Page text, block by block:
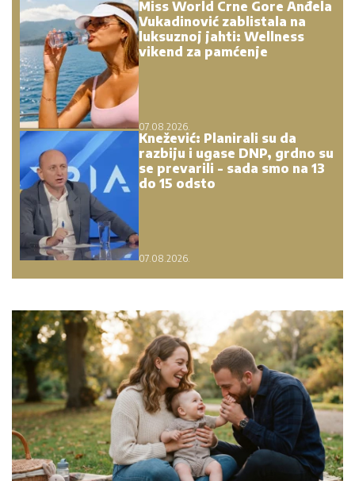
Miss World Crne Gore Anđela
Vukadinović zablistala na
luksuznoj jahti: Wellness
vikend za pamćenje
07.08.2026.
Knežević: Planirali su da
razbiju i ugase DNP, grdno su
se prevarili - sada smo na 13
do 15 odsto
07.08.2026.